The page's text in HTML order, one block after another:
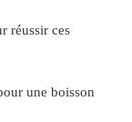
réussir ces
une boisson